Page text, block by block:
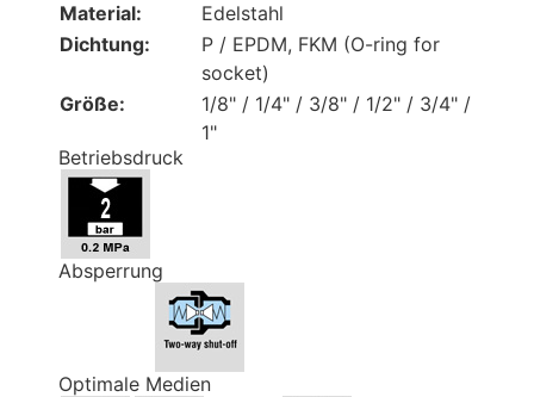
Material:
Edelstahl
Dichtung:
P / EPDM, FKM (O-ring for
socket)
Größe:
1/8" / 1/4" / 3/8" / 1/2" / 3/4" /
1"
Betriebsdruck
Absperrung
Optimale Medien